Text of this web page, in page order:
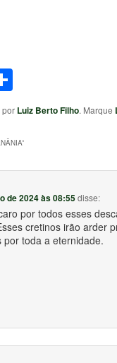
Share
por Luiz Berto Filho. Marque
”
de 2024 às 08:55disse:
por todos esses
cretinos irão arder
toda a eternidade.